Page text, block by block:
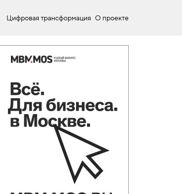
Цифровая трансформация О проекте